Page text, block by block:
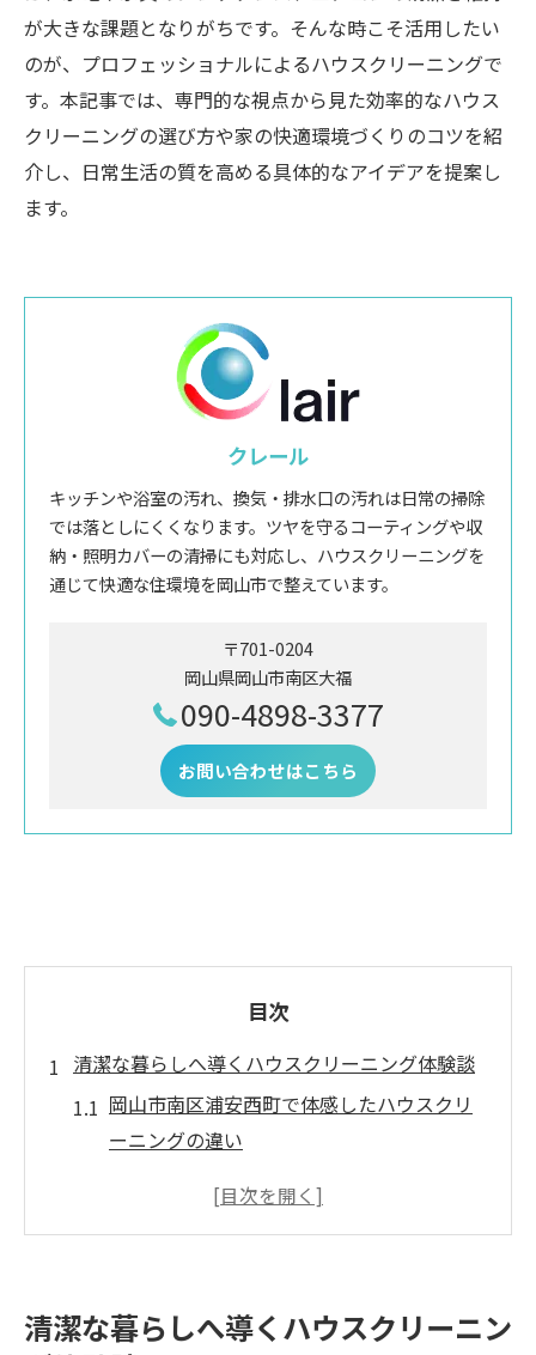
が大きな課題となりがちです。そんな時こそ活用したい
のが、プロフェッショナルによるハウスクリーニングで
す。本記事では、専門的な視点から見た効率的なハウス
クリーニングの選び方や家の快適環境づくりのコツを紹
介し、日常生活の質を高める具体的なアイデアを提案し
ます。
クレール
キッチンや浴室の汚れ、換気・排水口の汚れは日常の掃除
では落としにくくなります。ツヤを守るコーティングや収
納・照明カバーの清掃にも対応し、ハウスクリーニングを
通じて快適な住環境を岡山市で整えています。
〒701-0204
岡山県岡山市南区大福
090-4898-3377
お問い合わせはこちら
目次
清潔な暮らしへ導くハウスクリーニング体験談
岡山市南区浦安西町で体感したハウスクリ
ーニングの違い
プロフェッショナルによる清掃前後の効果
ハウスクリーニングで叶う快適生活への第
清潔な暮らしへ導くハウスクリーニン